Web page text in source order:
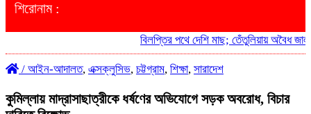
শিরোনাম :
বিলপ্তির পথে দেশি মাছ; তেঁতুলিয়ায় অবৈধ জাল
/ আইন-আদালত, এক্সক্লুসিভ, চট্টগ্রাম, শিক্ষা, সারাদেশ
কুমিল্লায় মাদ্রাসাছাত্রীকে ধর্ষণের অভিযোগে সড়ক অবরোধ, বিচার